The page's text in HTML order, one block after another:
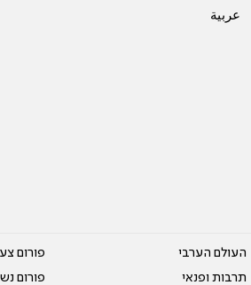
عربية
העולם הערבי
תרבות ופנאי
פורום
פורום